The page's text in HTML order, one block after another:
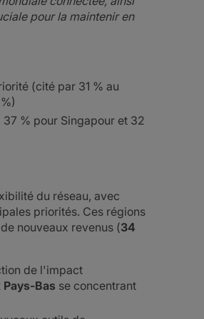
pour la maintenir en
(cité par 31 % au
% pour Singapour et 32
du réseau, avec
priorités. Ces régions
nouveaux revenus (34
de l'impact
Pays-Bas se concentrant